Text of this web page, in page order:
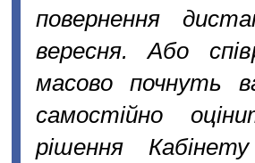
повернення
вересня. Або
масово почнуть
самостійно
рішення